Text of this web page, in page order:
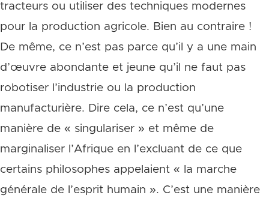
tracteurs ou utiliser des techniques modernes
pour la production agricole. Bien au contraire !
De même, ce n’est pas parce qu’il y a une main
d’œuvre abondante et jeune qu’il ne faut pas
robotiser l’industrie ou la production
manufacturière. Dire cela, ce n’est qu’une
manière de « singulariser » et même de
marginaliser l’Afrique en l’excluant de ce que
certains philosophes appelaient « la marche
générale de l’esprit humain ». C’est une manière